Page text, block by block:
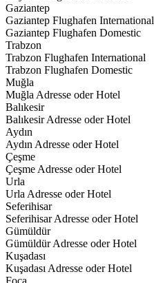
Gaziantep
Gaziantep Flughafen International
Gaziantep Flughafen Domestic
Trabzon
Trabzon Flughafen International
Trabzon Flughafen Domestic
Muğla
Muğla Adresse oder Hotel
Balıkesir
Balıkesir Adresse oder Hotel
Aydın
Aydın Adresse oder Hotel
Çeşme
Çeşme Adresse oder Hotel
Urla
Urla Adresse oder Hotel
Seferihisar
Seferihisar Adresse oder Hotel
Gümüldür
Gümüldür Adresse oder Hotel
Kuşadası
Kuşadası Adresse oder Hotel
Foça